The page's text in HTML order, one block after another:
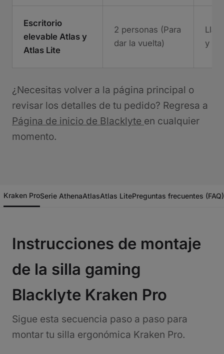
Escritorio
elevable Atlas y
Atlas Lite
2 personas (Para
dar la vuelta)
y
¿Necesitas volver a la página principal o
revisar los detalles de tu pedido? Regresa a
Página de inicio de Blacklyte en cualquier
momento.
Kraken ProSerie AthenaAtlasAtlas LitePreguntas frecuentes (FAQ)
Instrucciones de montaje
de la silla gaming
Blacklyte Kraken Pro
Sigue esta secuencia paso a paso para
montar tu silla ergonómica Kraken Pro.